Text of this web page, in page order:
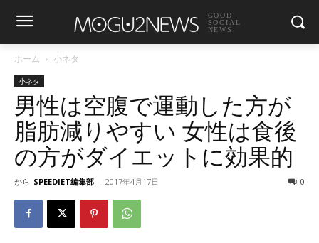
GOOD
SOCIAL
NEWS
ホーム 小ネタ
小ネタ
男性は空腹で運動した方が
脂肪減りやすい 女性は食後
の方がダイエットに効果的
から SPEEDIET編集部 - 2017年4月17日 0